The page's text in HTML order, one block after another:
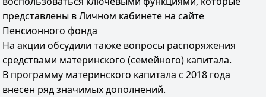
представлены в Личном кабинете на сайте
Пенсионного фонда
На акции обсудили также вопросы распоряжения
средствами материнского (семейного) капитала.
В программу материнского капитала с 2018 года
внесен ряд значимых дополнений.